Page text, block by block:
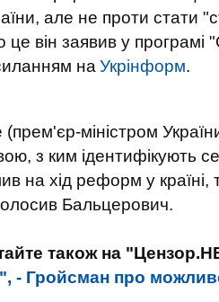
але не проти стати
це він заявив у програмі
на Укрінформ.
міністром
з ким ідентифікують
на хід реформ у
Бальцерович.
також на
- Гройсман про